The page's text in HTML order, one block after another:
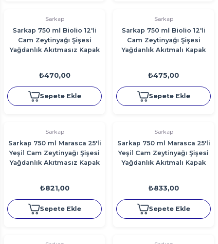
Sarkap
Sarkap 750 ml Biolio 12'li
Cam Zeytinyağı Şişesi
Yağdanlık Akıtmasız Kapak
₺470,00
Sepete Ekle
Sarkap
Sarkap 750 ml Biolio 12'li
Cam Zeytinyağı Şişesi
Yağdanlık Akıtmalı Kapak
₺475,00
Sepete Ekle
Sarkap
Sarkap 750 ml Marasca 25'li
Yeşil Cam Zeytinyağı Şişesi
Yağdanlık Akıtmasız Kapak
₺821,00
Sepete Ekle
Sarkap
Sarkap 750 ml Marasca 25'li
Yeşil Cam Zeytinyağı Şişesi
Yağdanlık Akıtmalı Kapak
₺833,00
Sepete Ekle